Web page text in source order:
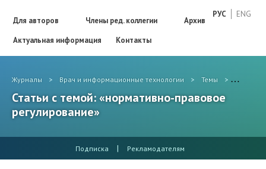
РУС ENG
Для авторов Члены ред. коллегии
Архив
Актуальная информация
Контакты
Журналы > Врач и информационные технологии > Темы >
Статьи с темой: «нормативно-правовое
регулирование»
Подписка | Рекламодателям